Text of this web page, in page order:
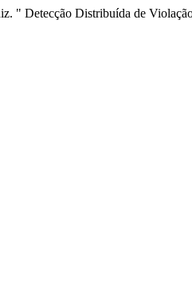
" Detecção Distribuída de